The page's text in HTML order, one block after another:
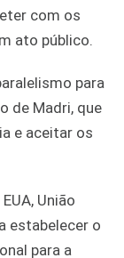
com os
ato público.
para
de Madri, que
e aceitar os
União
estabelecer o
para a